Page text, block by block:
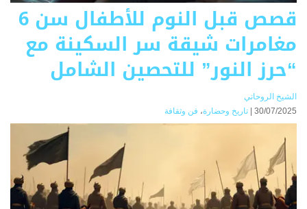
قصص قبل النوم للأطفال سن 6
مغامرات شيقة سر السكينة مع
“حرز النور” للتحصين الشامل
الشيخ الروحاني
30/07/2025 |
تاريخ وحضارة، فن وثقافة